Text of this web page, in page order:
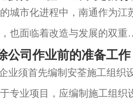
城市化进程中，南通作为江
也面临着改造与发展的双重
中，拆除工程作为城市更新
渐受到社会各界的广泛关注。
除工程展开，详细解析其重
公司作业前的准备工作
业须首先编制安荃施工组织
专业项目，应编制施工组织